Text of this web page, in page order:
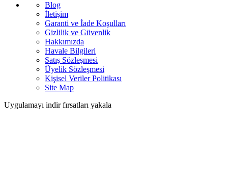
Blog
İletişim
Garanti ve İade Koşulları
Gizlilik ve Güvenlik
Hakkımızda
Havale Bilgileri
Satış Sözleşmesi
Üyelik Sözleşmesi
Kişisel Veriler Politikası
Site Map
Uygulamayı indir fırsatları yakala